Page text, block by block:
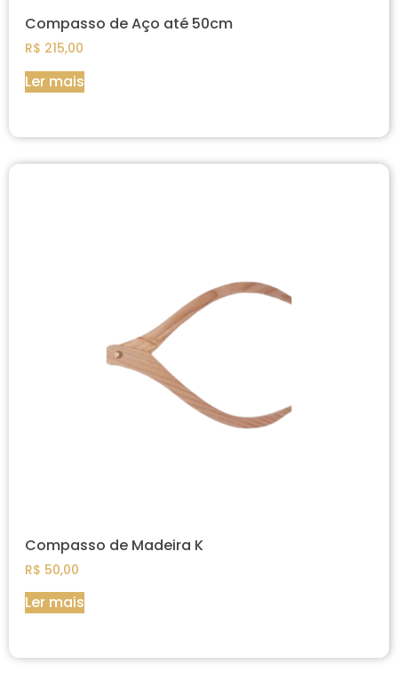
Compasso de Aço até 50cm
R$ 215,00
Ler mais
Compasso de Madeira K
R$ 50,00
Ler mais